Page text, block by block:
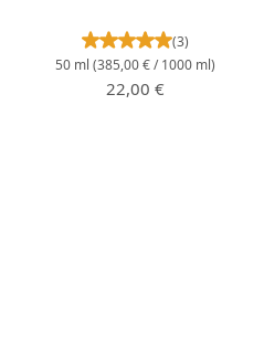
Valutazione
(3)
50 ml (385,00 € / 1000 ml)
Prezzo normale:
22,00 €